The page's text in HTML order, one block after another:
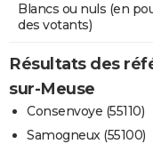
Blancs ou nuls (en
des votants)
Résultats des
sur-Meuse
Consenvoye (55110)
Samogneux (55100)